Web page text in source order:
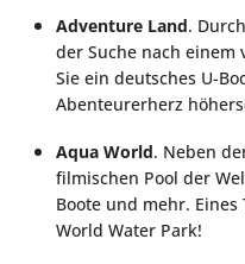
Adventure Land.
der Suche nach einem
Sie ein deutsches U-
Abenteurerherz
Aqua World. Neben
filmischen Pool der
Boote und mehr.
World Water Park!